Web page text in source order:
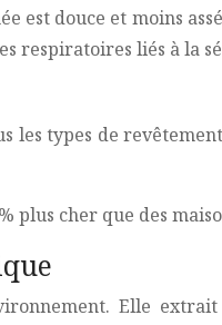
est douce et moins
respiratoires liés à la
les types de
cher que des
Elle